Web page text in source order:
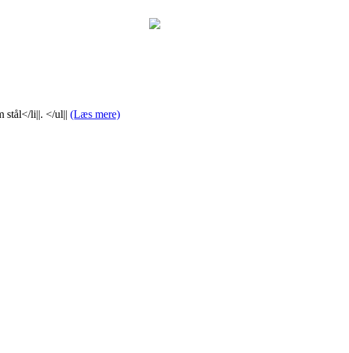
stål</li||. </ul|| (Læs mere)